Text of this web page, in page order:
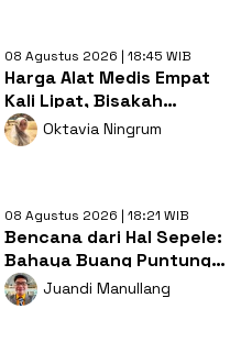
08 Agustus 2026 | 18:45 WIB
Harga Alat Medis Empat
Kali Lipat, Bisakah
Layanan Kesehatan
Tetap Murah?
Oktavia Ningrum
08 Agustus 2026 | 18:21 WIB
Bencana dari Hal Sepele:
Bahaya Buang Puntung
Rokok Sembarangan di
Musim Kemarau
Juandi Manullang